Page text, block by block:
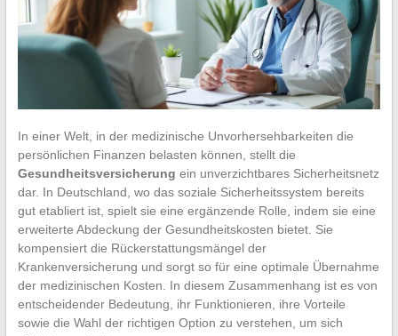
In einer Welt, in der medizinische Unvorhersehbarkeiten die
persönlichen Finanzen belasten können, stellt die
Gesundheitsversicherung ein unverzichtbares Sicherheitsnetz
dar. In Deutschland, wo das soziale Sicherheitssystem bereits
gut etabliert ist, spielt sie eine ergänzende Rolle, indem sie eine
erweiterte Abdeckung der Gesundheitskosten bietet. Sie
kompensiert die Rückerstattungsmängel der
Krankenversicherung und sorgt so für eine optimale Übernahme
der medizinischen Kosten. In diesem Zusammenhang ist es von
entscheidender Bedeutung, ihr Funktionieren, ihre Vorteile
sowie die Wahl der richtigen Option zu verstehen, um sich